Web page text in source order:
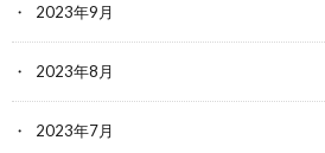
2023年9月
2023年8月
2023年7月